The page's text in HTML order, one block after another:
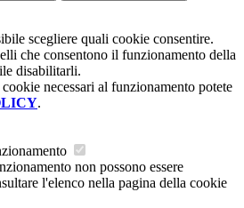
scegliere quali cookie consentire.
che consentono il funzionamento della
disabilitarli.
necessari al funzionamento potete
.
non possono essere
l'elenco nella pagina della cookie